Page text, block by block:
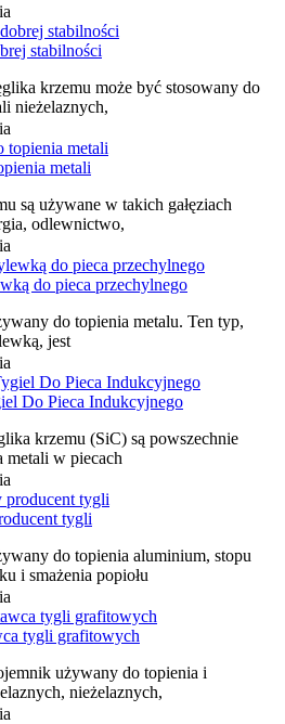
stabilności
krzemu może być stosowany do
nieżelaznych,
metali
są używane w takich gałęziach
odlewnictwo,
do pieca przechylnego
do topienia metalu. Ten typ,
jest
Do Pieca Indukcyjnego
krzemu (SiC) są powszechnie
metali w piecach
tygli
do topienia aluminium, stopu
i smażenia popiołu
tygli grafitowych
używany do topienia i
nieżelaznych,